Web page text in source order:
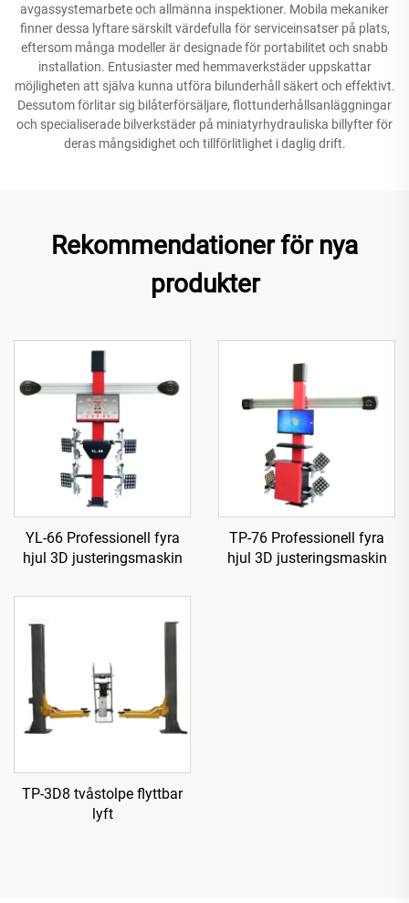
avgassystemarbete och allmänna inspektioner. Mobila mekaniker
finner dessa lyftare särskilt värdefulla för serviceinsatser på plats,
eftersom många modeller är designade för portabilitet och snabb
installation. Entusiaster med hemmaverkstäder uppskattar
möjligheten att själva kunna utföra bilunderhåll säkert och effektivt.
Dessutom förlitar sig bilåterförsäljare, flottunderhållsanläggningar
och specialiserade bilverkstäder på miniatyrhydrauliska billyfter för
deras mångsidighet och tillförlitlighet i daglig drift.
Rekommendationer för nya
produkter
YL-66 Professionell fyra
hjul 3D justeringsmaskin
TP-76 Professionell fyra
hjul 3D justeringsmaskin
TP-3D8 tvåstolpe flyttbar
lyft